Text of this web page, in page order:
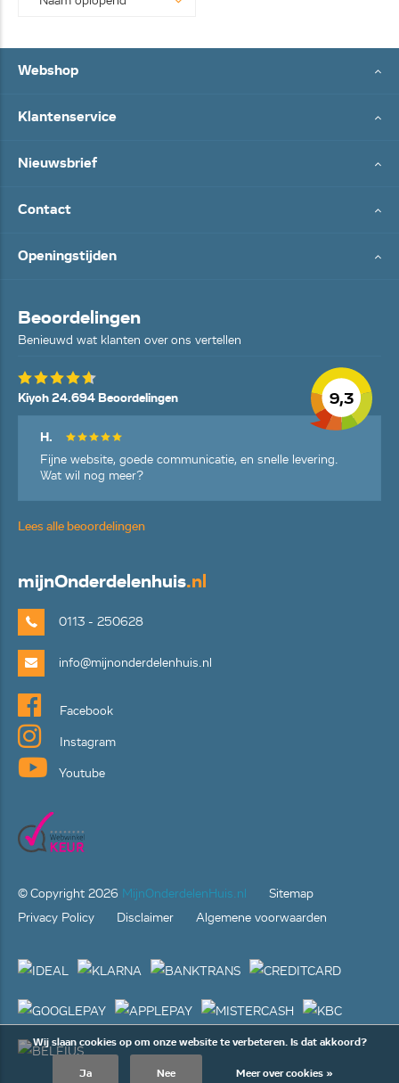
Wij slaan cookies op om onze website te verbeteren. Is dat akkoord?
Ja Nee Meer over cookies »
Webshop
Klantenservice
Nieuwsbrief
Contact
Openingstijden
Beoordelingen
Benieuwd wat klanten over ons vertellen
9,3
Kiyoh 24.694 Beoordelingen
H.
Fijne website, goede communicatie, en snelle levering.
Wat wil nog meer?
Lees alle beoordelingen
mijnOnderdelenhuis.nl
0113 - 250628
info@mijnonderdelenhuis.nl
Facebook
Instagram
Youtube
© Copyright 2026 MijnOnderdelenHuis.nl
Sitemap
Privacy Policy
Disclaimer Algemene voorwaarden